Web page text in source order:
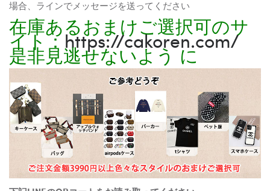
場合、ラインでメッセージを送ってください
在庫あるおまけご選択可のサ
イト：https://cakoren.com/
是非見逃せないよう に